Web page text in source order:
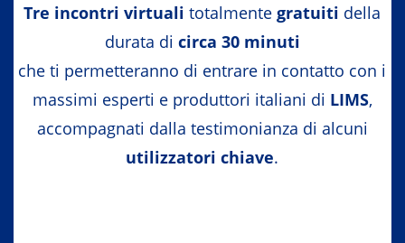
Tre incontri virtuali totalmente gratuiti della
durata di circa 30 minuti
che ti permetteranno di entrare in contatto con i
massimi esperti e produttori italiani di LIMS,
accompagnati dalla testimonianza di alcuni
utilizzatori chiave.